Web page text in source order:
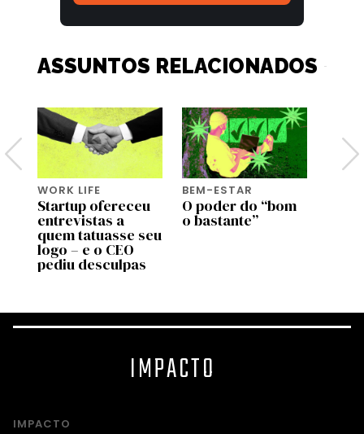
ASSUNTOS RELACIONADOS
WORK LIFE
Startup ofereceu
entrevistas a
quem tatuasse seu
logo – e o CEO
pediu desculpas
BEM-ESTAR
O poder do “bom
o bastante”
IMPACTO
IMPACTO